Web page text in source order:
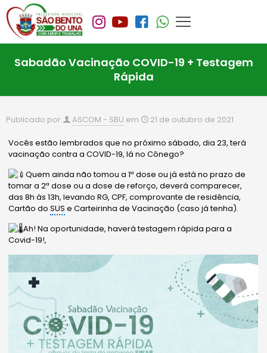
Sabadão Vacinação COVID-19 + Testagem
Rápida
Publicado por ASCOM - SBU em 21 de outubro de 2021
Vocês estão lembrados que no próximo sábado, dia 23, terá
vacinação contra a COVID-19, lá no Cônego?
Quem ainda não tomou a 1ª dose ou já está no prazo de
tomar a 2ª dose ou a dose de reforço, deverá comparecer,
das 8h às 13h, levando RG, CPF, comprovante de residência,
Cartão doSUS e Carteirinha de Vacinação (caso já tenha).
Ah! Na oportunidade, haverá testagem rápida para a
Covid-19!,